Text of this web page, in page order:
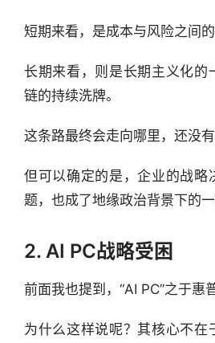
短期来看，是成本与风险之间的
长期来看，则是长期主义化的
链的持续洗牌。
这条路最终会走向哪里，还没有
但可以确定的是，企业的战略
题，也成了地缘政治背景下的一
2. AI PC战略受困
前面我也提到，“AI PC”之于惠
为什么这样说呢？其核心不在